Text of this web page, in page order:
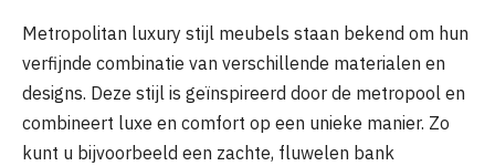
Metropolitan luxury stijl meubels staan bekend om hun
verfijnde combinatie van verschillende materialen en
designs. Deze stijl is geïnspireerd door de metropool en
combineert luxe en comfort op een unieke manier. Zo
kunt u bijvoorbeeld een zachte, fluwelen bank